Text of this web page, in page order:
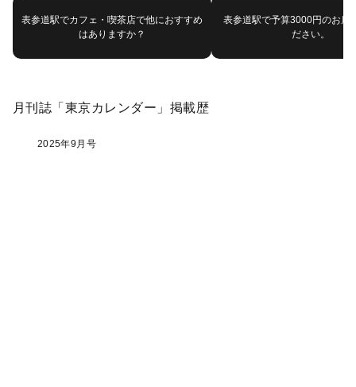
表参道駅でカフェ・喫茶店で他におすすめ
はありますか？
表参道駅で予算3000円のお店
ださい。
月刊誌「東京カレンダー」掲載歴
2025年9月号